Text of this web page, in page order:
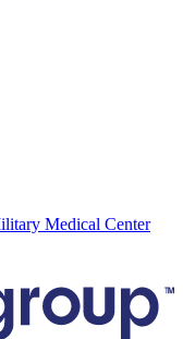
Medical Center